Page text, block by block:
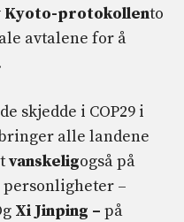
Kyoto-protokollento
avtalene for å
skjedde i COP29 i
alle landene
vanskeligogså på
–
Xi Jinping – på